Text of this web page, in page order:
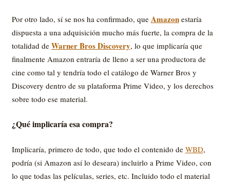
Por otro lado, sí se nos ha confirmado, que Amazonestaría
dispuesta a una adquisición mucho más fuerte, la compra de la
totalidad de Warner Bros Discovery, lo que implicaría que
finalmente Amazon entraría de lleno a ser una productora de
cine como tal y tendría todo el catálogo de Warner Bros y
Discovery dentro de su plataforma Prime Video, y los derechos
sobre todo ese material.
¿Qué implicaría esa compra?
Implicaría, primero de todo, que todo el contenido de WBD,
podría (si Amazon así lo deseara) incluirlo a Prime Video, con
lo que todas las películas, series, etc. Incluido todo el material